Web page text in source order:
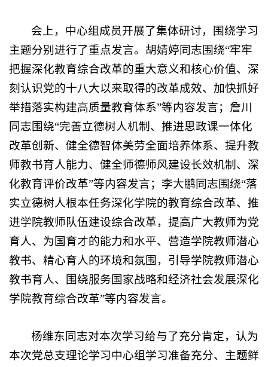
会上，中心组成员开展了集体研讨，围绕学习
主题分别进行了重点发言。胡婧婷同志围绕“牢牢
把握深化教育综合改革的重大意义和核心价值、深
刻认识党的十八大以来取得的改革成效、加快抓好
举措落实构建高质量教育体系”等内容发言；詹川
同志围绕“完善立德树人机制、推进思政课一体化
改革创新、健全德智体美劳全面培养体系、提升教
师教书育人能力、健全师德师风建设长效机制、深
化教育评价改革”等内容发言；李大鹏同志围绕“落
实立德树人根本任务深化学院的教育综合改革、推
进学院教师队伍建设综合改革，提高广大教师为党
育人、为国育才的能力和水平、营造学院教师潜心
教书、精心育人的环境和氛围，引导学院教师潜心
教书育人、围绕服务国家战略和经济社会发展深化
学院教育综合改革”等内容发言。
杨维东同志对本次学习给与了充分肯定，认为
本次党总支理论学习中心组学习准备充分、主题鲜